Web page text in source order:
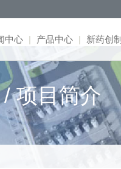
中心 | 产品中心 | 新药创制
项目简介